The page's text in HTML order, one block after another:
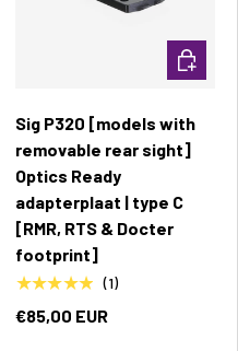
aan winkelwagen
Sig P320 [models with
removable rear sight]
Optics Ready
adapterplaat | type C
[RMR, RTS & Docter
footprint]
★★★★★ (1)
€85,00 EUR